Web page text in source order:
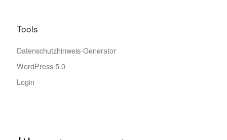
Tools
Datenschutzhinweis-Generator
WordPress 5.0
Login